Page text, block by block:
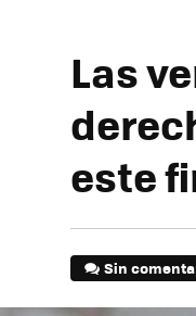
Las
este
Sin